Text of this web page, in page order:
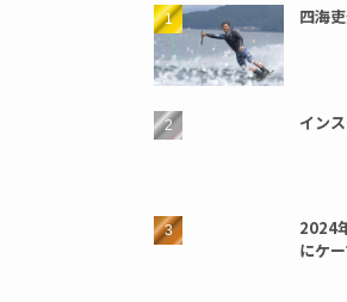
四海
イン
2024
にケ